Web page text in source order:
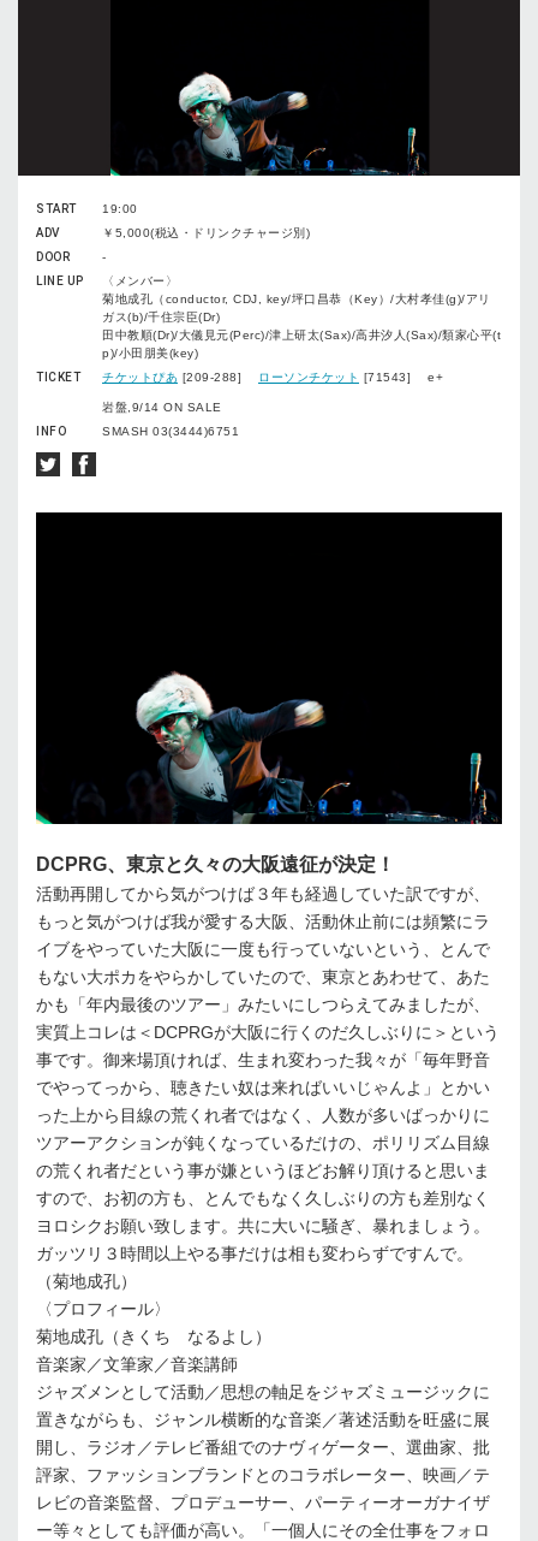
START
19:00
ADV
￥5,000(税込・ドリンクチャージ別)
DOOR
-
LINE UP
〈メンバー〉
菊地成孔（conductor, CDJ, key/坪口昌恭（Key）/大村孝佳(g)/アリ
ガス(b)/千住宗臣(Dr)
田中教順(Dr)/大儀見元(Perc)/津上研太(Sax)/高井汐人(Sax)/類家心平(t
p)/小田朋美(key)
TICKET
チケットぴあ [209-288] ローソンチケット [71543] e+
岩盤,9/14 ON SALE
INFO
SMASH 03(3444)6751
DCPRG、東京と久々の大阪遠征が決定！
活動再開してから気がつけば３年も経過していた訳ですが、
もっと気がつけば我が愛する大阪、活動休止前には頻繁にラ
イブをやっていた大阪に一度も行っていないという、とんで
もない大ポカをやらかしていたので、東京とあわせて、あた
かも「年内最後のツアー」みたいにしつらえてみましたが、
実質上コレは＜DCPRGが大阪に行くのだ久しぶりに＞という
事です。御来場頂ければ、生まれ変わった我々が「毎年野音
でやってっから、聴きたい奴は来ればいいじゃんよ」とかい
った上から目線の荒くれ者ではなく、人数が多いばっかりに
ツアーアクションが鈍くなっているだけの、ポリリズム目線
の荒くれ者だという事が嫌というほどお解り頂けると思いま
すので、お初の方も、とんでもなく久しぶりの方も差別なく
ヨロシクお願い致します。共に大いに騒ぎ、暴れましょう。
ガッツリ３時間以上やる事だけは相も変わらずですんで。
（菊地成孔）
〈プロフィール〉
菊地成孔（きくち なるよし）
音楽家／文筆家／音楽講師
ジャズメンとして活動／思想の軸足をジャズミュージックに
置きながらも、ジャンル横断的な音楽／著述活動を旺盛に展
開し、ラジオ／テレビ番組でのナヴィゲーター、選曲家、批
評家、ファッションブランドとのコラボレーター、映画／テ
レビの音楽監督、プロデューサー、パーティーオーガナイザ
ー等々としても評価が高い。「一個人にその全仕事をフォロ